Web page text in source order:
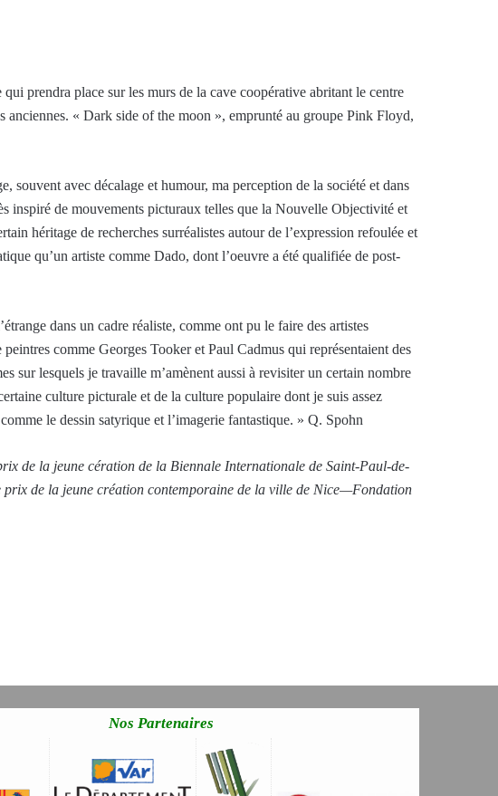
prendra place sur les murs de la cave coopérative abritant le centre
anciennes. « Dark side of the moon », emprunté au groupe Pink Floyd,
souvent avec décalage et humour, ma perception de la société et dans
inspiré de mouvements picturaux telles que la Nouvelle Objectivité et
héritage de recherches surréalistes autour de l’expression refoulée et
qu’un artiste comme Dado, dont l’oeuvre a été qualifiée de post-
dans un cadre réaliste, comme ont pu le faire des artistes
comme Georges Tooker et Paul Cadmus qui représentaient des
sur lesquels je travaille m’amènent aussi à revisiter un certain nombre
culture picturale et de la culture populaire dont je suis assez
le dessin satyrique et l’imagerie fantastique. » Q. Spohn
de la jeune cération de la Biennale Internationale de Saint-Paul-de-
de la jeune création contemporaine de la ville de Nice—Fondation
Nos Partenaires